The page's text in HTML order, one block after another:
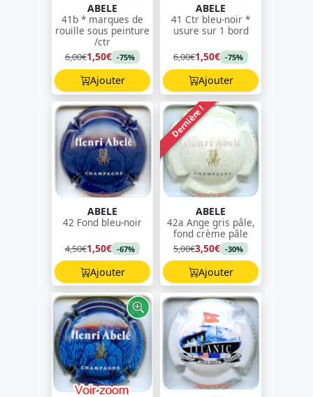
ABELE
41b * marques de
rouille sous peinture
/ctr
6,00€1,50€ -75%
Ajouter
ABELE
41 Ctr bleu-noir *
usure sur 1 bord
6,00€1,50€ -75%
Ajouter
ABELE
42 Fond bleu-noir
4,50€1,50€ -67%
Ajouter
Dernière !
ABELE
42a Ange gris pâle,
fond crème pâle
5,00€3,50€ -30%
Ajouter